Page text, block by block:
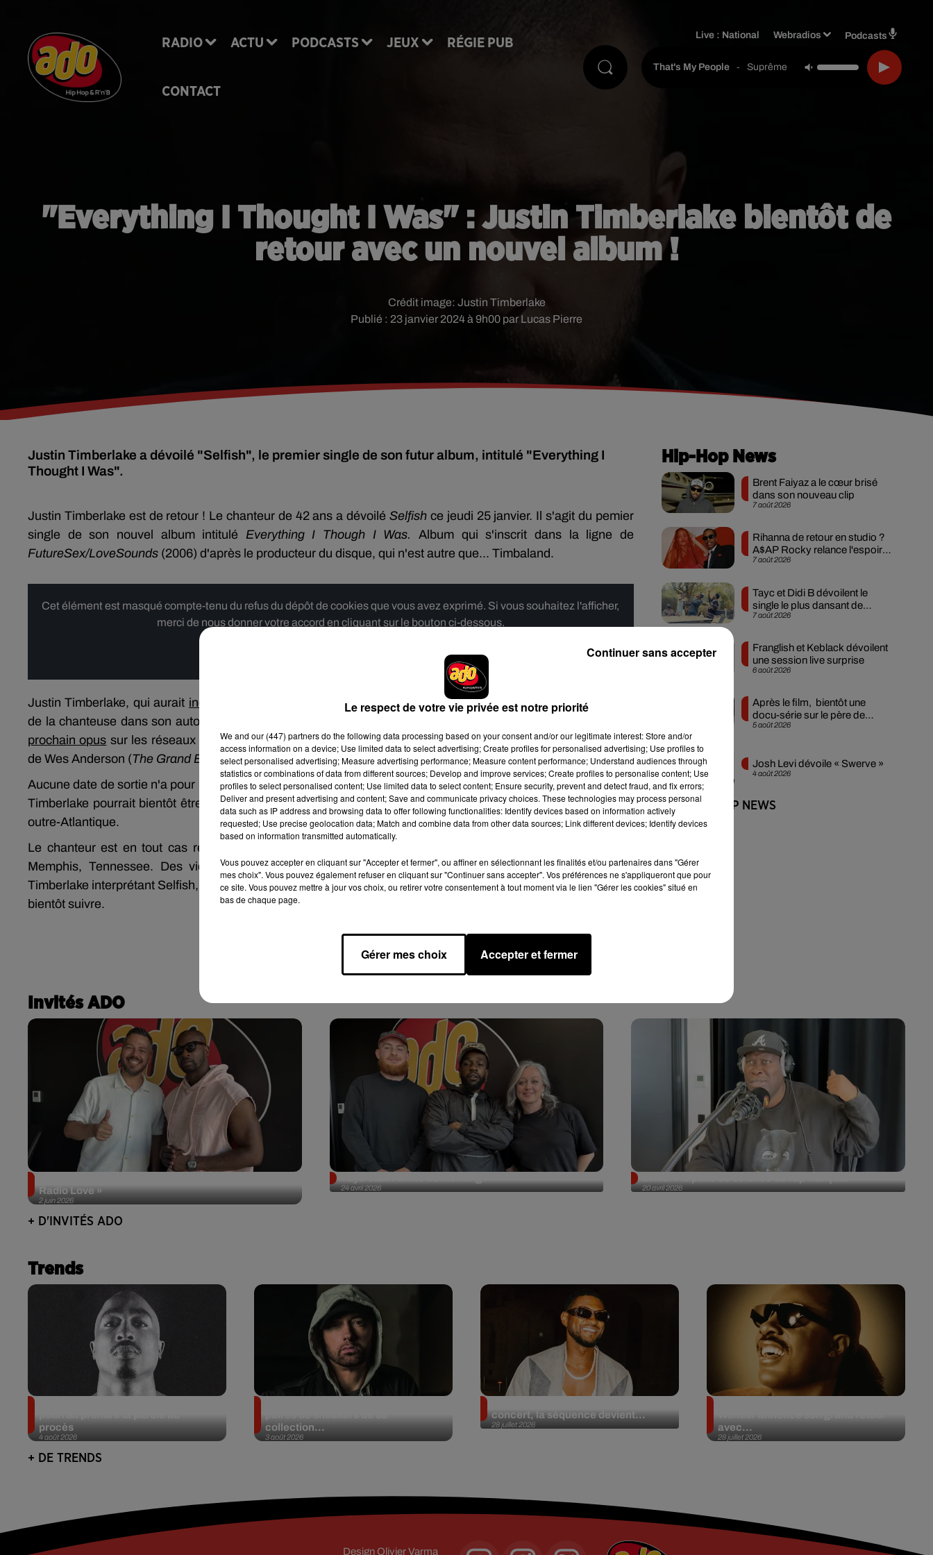
RADIO ACTU PODCASTS JEUX RÉGIE PUB
CONTACT
Live : National Webradios Podcasts
That's My People - Suprême Ntm
"Everything I Thought I Was" : Justin Timberlake bientôt de
retour avec un nouvel album !
Publié : 23 janvier 2024 à 9h00 par Lucas Pierre
Crédit image: Justin Timberlake
Justin Timberlake a dévoilé "Selfish", le premier single de son futur album, intitulé "Everything I
Thought I Was".
Justin Timberlake est de retour ! Le chanteur de 42 ans a dévoiléSelfish ce jeudi 25 janvier. Il s'agit du pemier
single de son nouvel album intitulé Everything I Though I Was.
Album qui s'inscrit dans la ligne de
FutureSex/LoveSounds (2006) d'après le producteur du disque, qui n'est autre que... Timbaland.
Cet élément est masqué compte-tenu du refus du dépôt de cookies que vous avez exprimé. Si vous souhaitez l'afficher,
merci de nous donner votre accord en cliquant sur le bouton ci-dessous.
Justin Timberlake, qui aurait incité Britney Spears à avorter quand ils étaient en couple selon les affirmations
de la chanteuse dans son autobiographie
prochain opus sur les réseaux sociaux. On retrouve ainsi une vidéo, très inspirée de l'univers d' Asteroid City,
de Wes Anderson (The Grand Budapest Hotel,The Darjeeling Limted).
Aucune date de sortie n'a pour le moment été dévoilée pour l'albumEverything I Though I Was, bien que Justin
Timberlake pourrait bientôt être l'invité de deux des plus importants Late Shows américains selon les médias
outre-Atlantique.
Le chanteur est en tout cas récemment apparu sur scène, lors d'une date unique dans sa ville natale de
Memphis, Tennessee. Des vidéos du public présent sur place et publiées sur internet montrent Justin
Timberlake interprétant Selfish, son nouveau single qui vient de sortir. On imagine qu'une tournée pourrait donc
bientôt suivre.
Hip-Hop News
7 août 2026
Brent Faiyaz a le cœur brisé
dans son nouveau clip
7 août 2026
Rihanna de retour en studio ?
A$AP Rocky relance l'espoir
des fans
7 août 2026
Tayc et Didi B dévoilent le
single le plus dansant de
l’année
6 août 2026
Franglish et Keblack dévoilent
une session live surprise
5 août 2026
Après le film, bientôt une
docu-série sur le père de
Michael Jackson
4 août 2026
Josh Levi dévoile « Swerve »
+ DE HIP-HOP NEWS
Invités ADO
2 juin 2026
Radio Love »
24 avril 2026 20 avril 2026
+ D'INVITÉS ADO
Trends
4 août 2026
procès
3 août 2026
collection...
28 juillet 2026
concert, la séquence devient...
28 juillet 2026
avec...
+ DE TRENDS
Design Olivier Varma
Le respect de votre vie privée est notre priorité
We and our (447) partnersdo the following data processing based on your consent and/or our legitimate interest: Store and/or
access information on a device; Use limited data to select advertising; Create profiles for personalised advertising; Use profiles to
select personalised advertising; Measure advertising performance; Measure content performance; Understand audiences through
statistics or combinations of data from different sources; Develop and improve services; Create profiles to personalise content; Use
profiles to select personalised content; Use limited data to select content; Ensure security, prevent and detect fraud, and fix errors;
Deliver and present advertising and content; Save and communicate privacy choices. These technologies may process personal
data such as IP address and browsing data to offer following functionalities: Identify devices based on information actively
requested; Use precise geolocation data; Match and combine data from other data sources; Link different devices; Identify devices
based on information transmitted automatically.
Vous pouvez accepter en cliquant sur "Accepter et fermer", ou affiner en sélectionnant les finalités et/ou partenaires dans "Gérer
mes choix". Vous pouvez également refuser en cliquant sur "Continuer sans accepter". Vos préférences ne s'appliqueront que pour
ce site. Vous pouvez mettre à jour vos choix, ou retirer votre consentement à tout moment via le lien "Gérer les cookies" situé en
bas de chaque page.
Gérer mes choix Accepter et fermer
Continuer sans accepter